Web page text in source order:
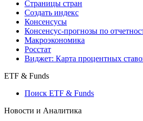
Индексы
Поиск индексов
Страницы стран
Создать индекс
Консенсусы
Макроэкономика
Виджет: Карта процентных ставок
ETF & Funds